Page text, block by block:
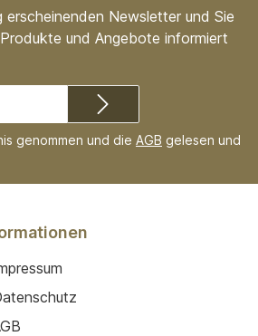
Newsletter und Sie
und Angebote informiert
genommen und die AGB gelesen und